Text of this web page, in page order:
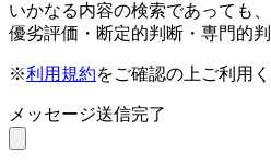
いかなる内容の検索であっても
優劣評価・断定的判断・専門的判
※利用規約をご確認の上ご利用
メッセージ送信完了